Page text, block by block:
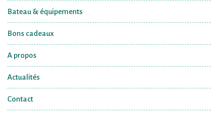
Bateau & équipements
Bons cadeaux
A propos
Actualités
Contact